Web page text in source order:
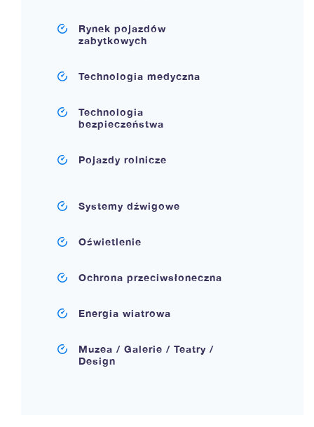
Rynek pojazdów
zabytkowych
Technologia medyczna
Technologia
bezpieczeństwa
Pojazdy rolnicze
Systemy dźwigowe
Oświetlenie
Ochrona przeciwsłoneczna
Energia wiatrowa
Muzea / Galerie / Teatry /
Design